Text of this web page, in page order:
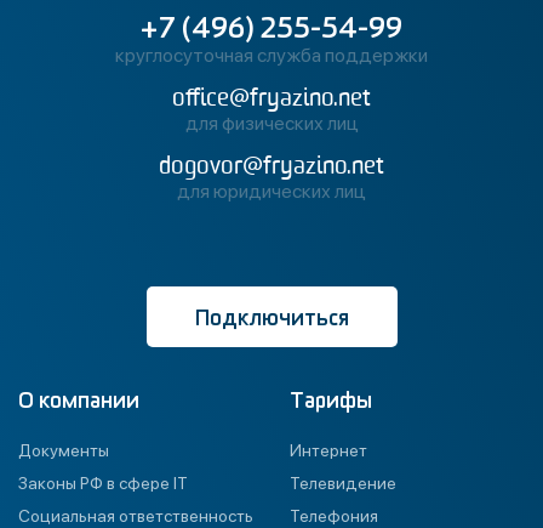
+7 (496) 255-54-99
круглосуточная служба поддержки
office@fryazino.net
для физических лиц
dogovor@fryazino.net
для юридических лиц
Подключиться
О компании
Документы
Законы РФ в сфере IT
Социальная ответственность
Тарифы
Интернет
Телевидение
Телефония